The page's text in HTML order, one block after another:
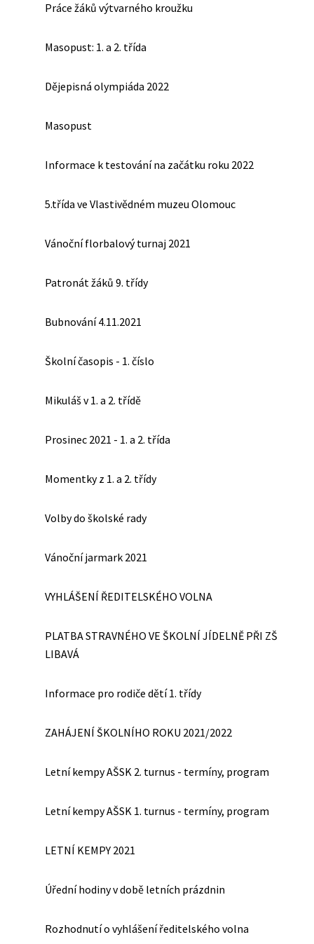
Práce žáků výtvarného kroužku
Masopust: 1. a 2. třída
Dějepisná olympiáda 2022
Masopust
Informace k testování na začátku roku 2022
5.třída ve Vlastivědném muzeu Olomouc
Vánoční florbalový turnaj 2021
Patronát žáků 9. třídy
Bubnování 4.11.2021
Školní časopis - 1. číslo
Mikuláš v 1. a 2. třídě
Prosinec 2021 - 1. a 2. třída
Momentky z 1. a 2. třídy
Volby do školské rady
Vánoční jarmark 2021
VYHLÁŠENÍ ŘEDITELSKÉHO VOLNA
PLATBA STRAVNÉHO VE ŠKOLNÍ JÍDELNĚ PŘI ZŠ
LIBAVÁ
Informace pro rodiče dětí 1. třídy
ZAHÁJENÍ ŠKOLNÍHO ROKU 2021/2022
Letní kempy AŠSK 2. turnus - termíny, program
Letní kempy AŠSK 1. turnus - termíny, program
LETNÍ KEMPY 2021
Úřední hodiny v době letních prázdnin
Rozhodnutí o vyhlášení ředitelského volna